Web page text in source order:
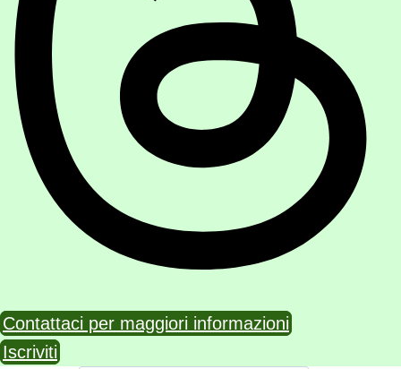
Contattaci per maggiori informazioni
Iscriviti